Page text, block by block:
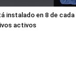
instalado en 8 de cada
activos